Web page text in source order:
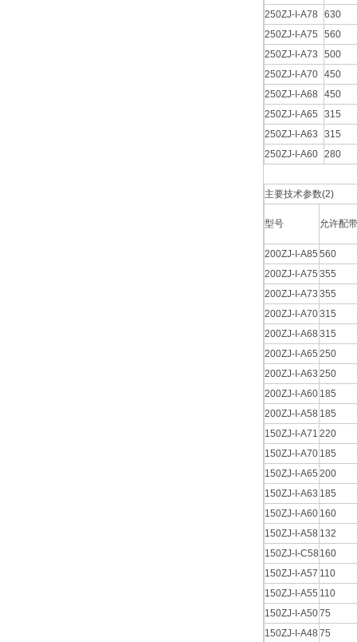
250ZJ-I-A78
630
250ZJ-I-A75
560
250ZJ-I-A73
500
250ZJ-I-A70 450
250ZJ-I-A68
450
250ZJ-I-A65
315
250ZJ-I-A63
315
250ZJ-I-A60 280
主要技术参数(2)
型号 允许配
200ZJ-I-A85 560
200ZJ-I-A75 355
200ZJ-I-A73 355
200ZJ-I-A70315
200ZJ-I-A68 315
200ZJ-I-A65 250
200ZJ-I-A63 250
200ZJ-I-A60 185
200ZJ-I-A58 185
150ZJ-I-A71 220
150ZJ-I-A70 185
150ZJ-I-A65 200
150ZJ-I-A63 185
150ZJ-I-A60 160
150ZJ-I-A58 132
150ZJ-I-C58 160
150ZJ-I-A57 110
150ZJ-I-A55 110
150ZJ-I-A5075
150ZJ-I-A48 75